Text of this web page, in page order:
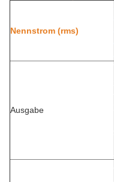
Nennstrom (rms)
Ausgabe